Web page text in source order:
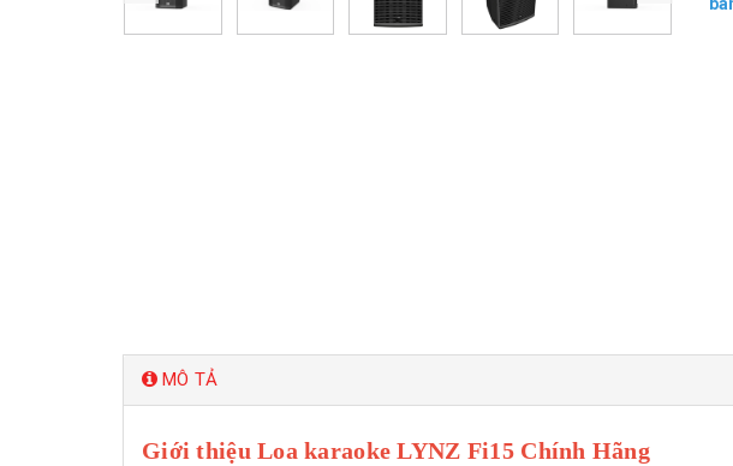
MÔ TẢ
Giới thiệu Loa karaoke LYNZ Fi15 Chính Hãng